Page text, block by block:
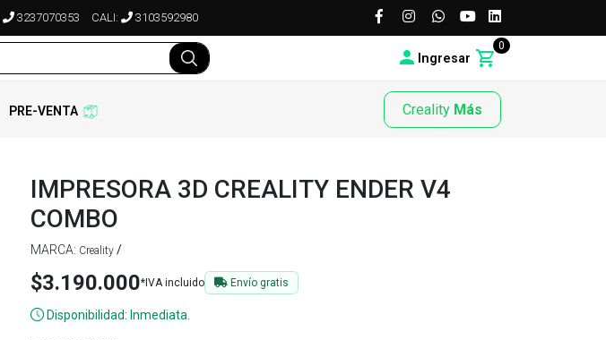
3237070353 CALI: 3103592980
Ingresar
0
PRE-VENTA Creality Más
IMPRESORA 3D CREALITY ENDER V4
COMBO
MARCA: Creality /
$3.190.000*IVA incluido Envío gratis
Disponibilidad: Inmediata.